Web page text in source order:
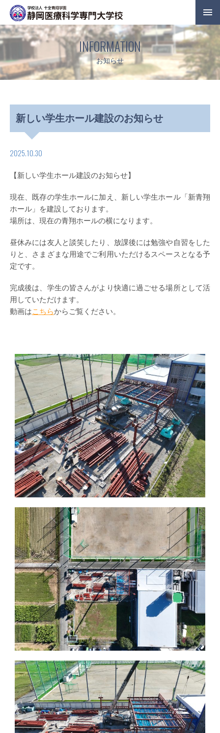
INFORMATION
お知らせ
新しい学生ホール建設のお知らせ
2025.10.30
【新しい学生ホール建設のお知らせ】
現在、既存の学生ホールに加え、新しい学生ホール「新青翔
ホール」を建設しております。
場所は、現在の青翔ホールの横になります。
昼休みには友人と談笑したり、放課後には勉強や自習をした
りと、さまざまな用途でご利用いただけるスペースとなる予
定です。
完成後は、学生の皆さんがより快適に過ごせる場所として活
用していただけます。
動画はこちらからご覧ください。